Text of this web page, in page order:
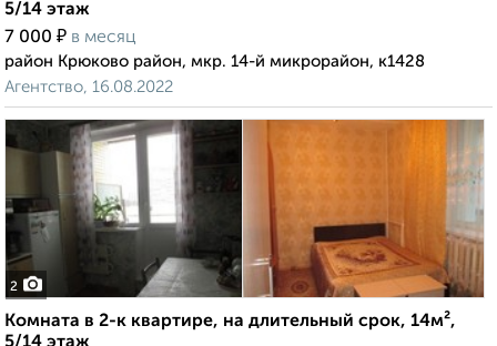
5/14 этаж
7 000 ₽ в месяц
район Крюково район, мкр. 14-й микрорайон, к1428
Агентство, 16.08.2022
2
Комната в 2-к квартире, на длительный срок, 14м²,